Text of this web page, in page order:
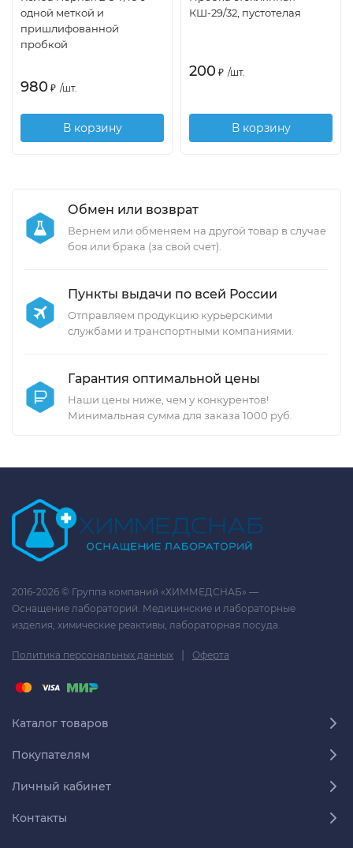
одной меткой и
пришлифованной
пробкой
980 ₽ /шт.
В корзину
КШ-29/32, пустотелая
200 ₽ /шт.
В корзину
Обмен или возврат
Вернем или обменяем на другой товар в случае
боя или брака (за свой счет).
Пункты выдачи по всей России
Отправляем продукцию курьерскими
службами и транспортными компаниями.
Гарантия оптимальной цены
Наши цены ниже, чем у конкурентов!
Минимальная сумма для заказа 1000 руб.
2016-2026 © Группа компаний «ХИММЕДСНАБ» —
Оснащение лабораторий. Медицинские и лабораторные
изделия, химические реактивы, лабораторная посуда.
Политика персональных данных | Оферта
Каталог товаров
Покупателям
Личный кабинет
Контакты